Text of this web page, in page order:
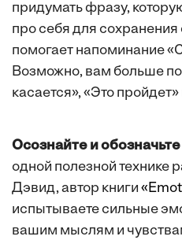
придумать фразу,
про себя для сохранения
помогает напоминание
Возможно, вам больше
касается», «Это
Осознайте и
одной полезной технике
Дэвид, автор книги
испытываете сильные
вашим мыслям и